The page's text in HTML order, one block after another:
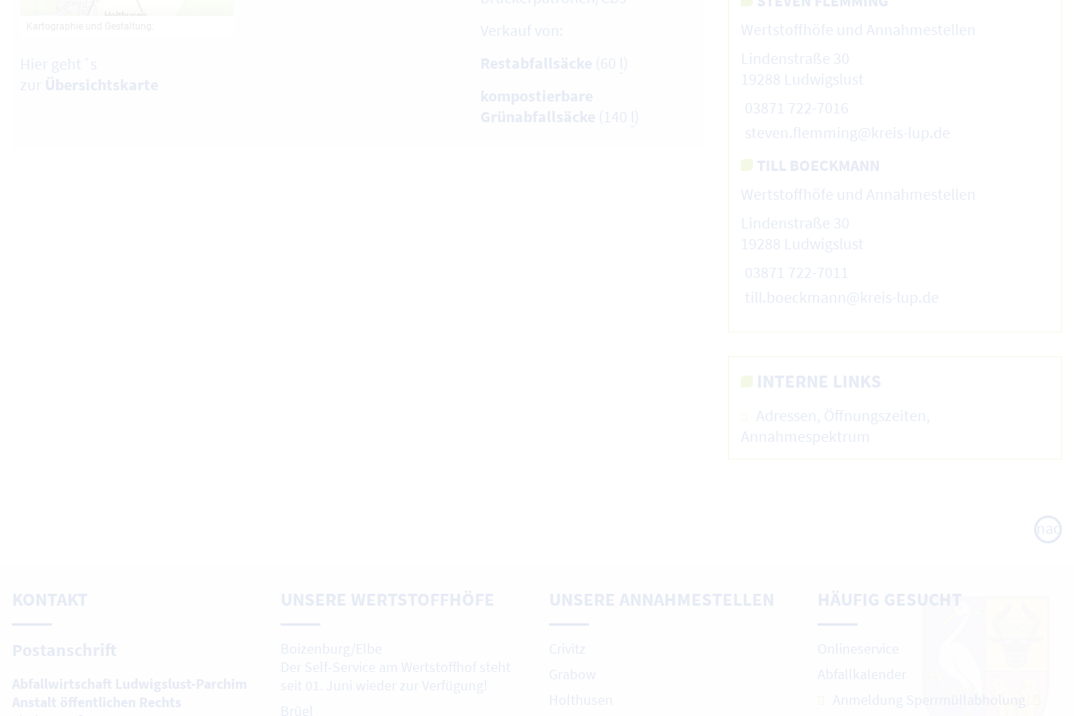
Hier geht´s
zur Übersichtskarte
Verkauf von:
Restabfallsäcke (60 l)
kompostierbare
Grünabfallsäcke (140 l)
Wertstoffhöfe und Annahmestellen
Lindenstraße 30
19288 Ludwigslust
03871 722-7016
steven.flemming@kreis-lup.de
TILL BOECKMANN
Wertstoffhöfe und Annahmestellen
Lindenstraße 30
19288 Ludwigslust
03871 722-7011
till.boeckmann@kreis-lup.de
INTERNE LINKS
Adressen, Öffnungszeiten,
Annahmespektrum
nach
oben
KONTAKT
Postanschrift
Abfallwirtschaft Ludwigslust-Parchim
Anstalt öffentlichen Rechts
UNSERE WERTSTOFFHÖFE
Boizenburg/Elbe
Der Self-Service am Wertstoffhof steht
seit 01. Juni wieder zur Verfügung!
Brüel
UNSERE ANNAHMESTELLEN
Crivitz
Grabow
Holthusen
HÄUFIG GESUCHT
Onlineservice
Abfallkalender
Anmeldung Sperrmüllabholung